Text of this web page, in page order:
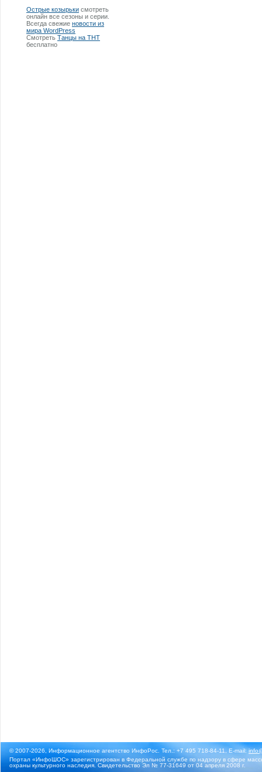
Острые козырьки смотреть
онлайн все сезоны и серии.
Всегда свежие новости из
мира WordPress
Смотреть Танцы на ТНТ
бесплатно
© 2007-2026, Информационное агентство ИнфоРос. Тел.: +7 495 718-84-11, E-mail:
Портал «ИнфоШОС» зарегистрирован в Федеральной службе по надзору в сфере
охраны культурного наследия. Свидетельство Эл № 77-31649 от 04 апреля 2008 г.